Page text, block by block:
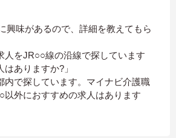
興味があるので、詳細を教えてもら
人をJR○○線の沿線で探しています
ありますか?」
内で探しています。マイナビ介護職
以外におすすめの求人はあります